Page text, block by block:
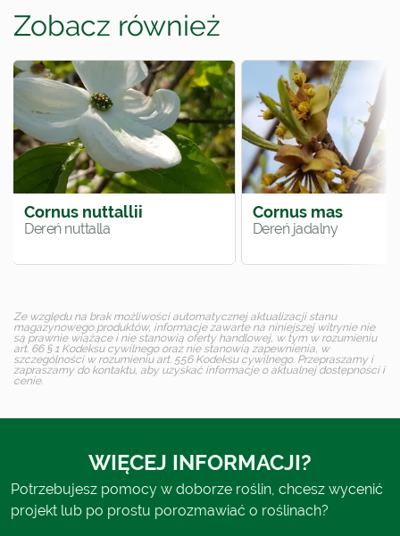
Zobacz również
Cornus nuttallii
Dereń nuttalla
Cornus mas
Dereń jadalny
Ze względu na brak możliwości automatycznej aktualizacji stanu
magazynowego produktów, informacje zawarte na niniejszej witrynie nie
są prawnie wiążące i nie stanowią oferty handlowej, w tym w rozumieniu
art. 66 § 1 Kodeksu cywilnego oraz nie stanowią zapewnienia, w
szczególności w rozumieniu art. 556 Kodeksu cywilnego. Przepraszamy i
zapraszamy do kontaktu, aby uzyskać informacje o aktualnej dostępności i
cenie.
WIĘCEJ INFORMACJI?
Potrzebujesz pomocy w doborze roślin, chcesz wycenić
projekt lub po prostu porozmawiać o roślinach?